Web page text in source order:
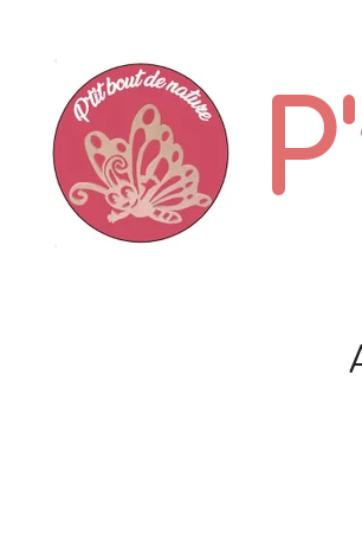
contenu
principal